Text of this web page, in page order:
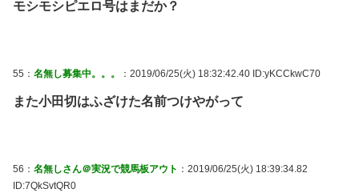
モシモシピエロ号はまだか？
55： 名無し募集中。。。 ：2019/06/25(火) 18:32:42.40 ID:yKCCkwC70
また小田切はふざけた名前つけやがって
56： 名無しさん＠実況で競馬板アウト ：2019/06/25(火) 18:39:34.82
ID:7QkSvtQR0